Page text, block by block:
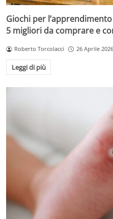
Giochi per
5 migliori da comprare e
Roberto Torcolacci 26 Aprile 2026
Leggi di più